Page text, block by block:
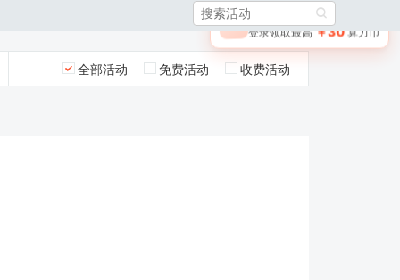
🎁 未登录
登录领取最高￥30算力币

全部活动 免费活动 收费活动